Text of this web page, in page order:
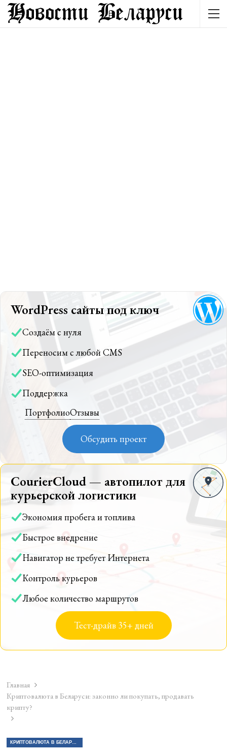
WordPress сайты под ключ
Создаём с нуля
Переносим с любой CMS
SEO-оптимизация
Поддержка
ПортфолиоОтзывы
Обсудить проект
CourierCloud — автопилот для
курьерской логистики
Экономия пробега и топлива
Быстрое внедрение
Навигатор не требует Интернета
Контроль курьеров
Любое количество маршрутов
Тест-драйв 35+ дней
Главная
Криптовалюта в Беларуси: законно ли покупать, продавать
крипту?
КРИПТОВАЛЮТА В БЕЛАРУСИ: ЗАКОННО ЛИ ПОКУПАТЬ, ПРОДАВАТЬ КРИПТУ?